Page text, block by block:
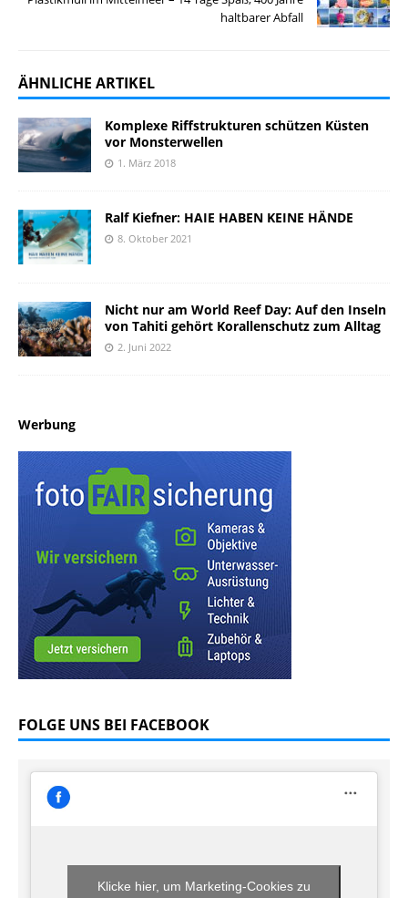
haltbarer Abfall
ÄHNLICHE ARTIKEL
Komplexe Riffstrukturen schützen Küsten
vor Monsterwellen
1. März 2018
Ralf Kiefner: HAIE HABEN KEINE HÄNDE
8. Oktober 2021
Nicht nur am World Reef Day: Auf den Inseln
von Tahiti gehört Korallenschutz zum Alltag
2. Juni 2022
Werbung
FOLGE UNS BEI FACEBOOK
Klicke hier, um Marketing-Cookies zu